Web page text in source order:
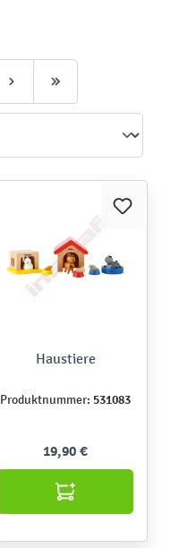
Haustiere
Produktnummer: 531083
19,90 €